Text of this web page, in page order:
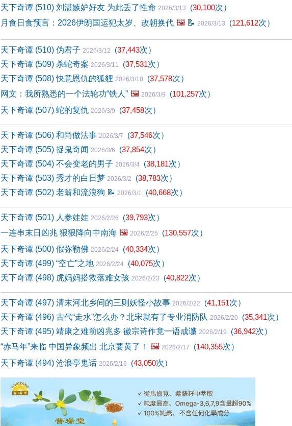
天下奇谭 (510) 刘湛嫉妒好友 为此丢了性命 2026/3/13 (30,100次）
月食日食预言：2026伊朗国运犯太岁、改朝换代 🖼️ 📝 2026/3/13 (121,612次）
天下奇谭 (510) 伪君子 2026/3/12 (37,443次）
天下奇谭 (509) 杀蛇奇案 2026/3/11 (37,531次）
天下奇谭 (508) 快意恩仇的狐貍 2026/3/10 (37,578次）
网文：我所熟悉的一个法轮功“铁人” 🖼️ 2026/3/9 (101,257次）
天下奇谭 (507) 蛇的复仇 2026/3/9 (37,458次）
天下奇谭 (506) 和尚做法事 2026/3/7 (37,546次）
天下奇谭 (505) 捉鬼奇闻 2026/3/6 (37,854次）
天下奇谭 (504) 不会变老的男子 2026/3/4 (38,181次）
天下奇谭 (503) 秀才的白日梦 2026/3/2 (38,783次）
天下奇谭 (502) 老翁和流浪狗 📝 2026/3/1 (40,668次）
天下奇谭 (501) 人参娃娃 2026/2/26 (39,793次）
一连串末日凶兆 狠狠降向中南海 🖼️ 2026/2/25 (130,557次）
天下奇谭 (500) 假弥勒佛 2026/2/24 (40,334次）
天下奇谭 (499) “空亡”之地 2026/2/24 (40,075次）
天下奇谭 (498) 虎妈妈搭救落难女孩 2026/2/23 (40,822次）
天下奇谭 (497) 清末河北乡间的三则妖怪小故事 2026/2/22 (41,151次）
天下奇谭 (496) 古代“走水”怎么办？北宋就有了专业消防队 2026/2/20 (35,341次）
天下奇谭 (495) 靖康之难前凶兆多 徽宗诗作竟一语成谶 2026/2/19 (36,942次）
“赤马年”来临 中国异象频出 北京要黄了！
🖼️ 2026/2/17 (140,355次）
天下奇谭 (494) 沧浪亭鬼话 2026/2/16 (43,050次）